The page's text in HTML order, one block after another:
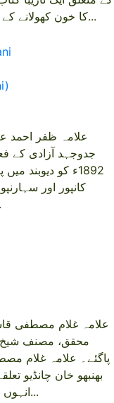
کا خون کھولانے کے لیے کافی تھا۔ اس کتاب کی اشاعت کے بعد...
علامہ ظفر احمد
1892ء کو دیوبند
محقق، مصنف شیخ
بھنبھو خان چانڈیو
انہوں نے ابتدائی تعلیم مولانا فتح محمد سیرانی اور...